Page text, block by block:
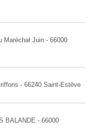
Maréchal Juin - 66000
- 66240 Saint-Estève
BALANDE - 66000